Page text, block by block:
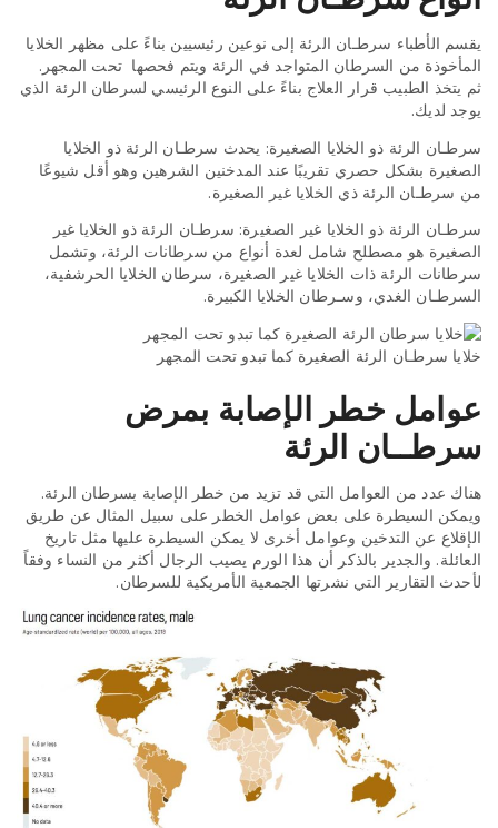
يقسم الأطباء سرطـان الرئة إلى نوعين رئيسيين بناءً على مظهر الخلايا
المأخوذة من السرطان المتواجد في الرئة ويتم فحصها تحت المجهر.
ثم يتخذ الطبيب قرار العلاج بناءً على النوع الرئيسي لسرطان الرئة الذي
يوجد لديك.
سرطـان الرئة ذو الخلايا الصغيرة: يحدث سرطـان الرئة ذو الخلايا
الصغيرة بشكل حصري تقريبًا عند المدخنين الشرهين وهو أقل شيوعًا
من سرطـان الرئة ذي الخلايا غير الصغيرة.
سرطـان الرئة ذو الخلايا غير الصغيرة: سرطـان الرئة ذو الخلايا غير
الصغيرة هو مصطلح شامل لعدة أنواع من سرطانات الرئة، وتشمل
سرطانات الرئة ذات الخلايا غير الصغيرة، سرطان الخلايا الحرشفية،
السرطـان الغدي، وسـرطان الخلايا الكبيرة.
خلايا سرطـان الرئة الصغيرة كما تبدو تحت المجهر
عوامل خطر الإصابة بمرض
سرطــان الرئة
هناك عدد من العوامل التي قد تزيد من خطر الإصابة بسرطان الرئة.
ويمكن السيطرة على بعض عوامل الخطر على سبيل المثال عن طريق
الإقلاع عن التدخين وعوامل أخرى لا يمكن السيطرة عليها مثل تاريخ
العائلة. والجدير بالذكر أن هذا الورم يصيب الرجال أكثر من النساء وفقاً
لأحدث التقارير التي نشرتها الجمعية الأمريكية للسرطان.